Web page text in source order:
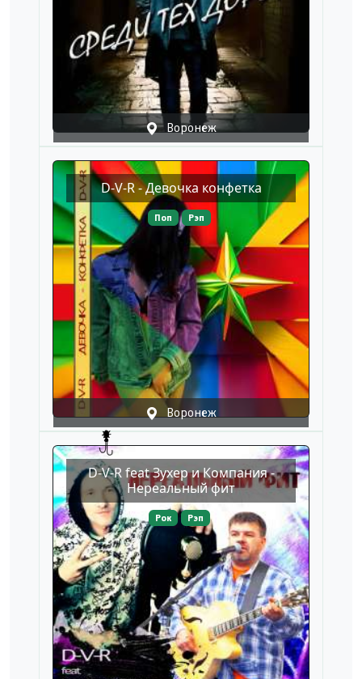
Воронеж
D-V-R - Девочка конфетка
Поп Рэп
Воронеж
D-V-R feat Зухер и Компания -
Нереальный фит
Рок Рэп